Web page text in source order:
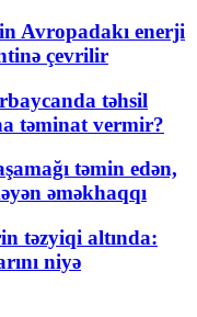
Avropadakı enerji
çevrilir
təhsil
təminat vermir?
təmin edən,
əməkhaqqı
təzyiqi altında:
niyə